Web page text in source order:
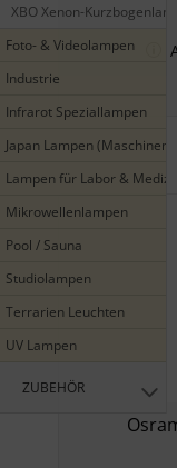
XBO Xenon-
Foto- & Videolampen
Industrie
Infrarot Speziallampen
Japan Lampen
Lampen für Labor & Medizin
Mikrowellenlampen
Pool / Sauna
Studiolampen
Terrarien Leuchten
UV Lampen
ZUBEHÖR